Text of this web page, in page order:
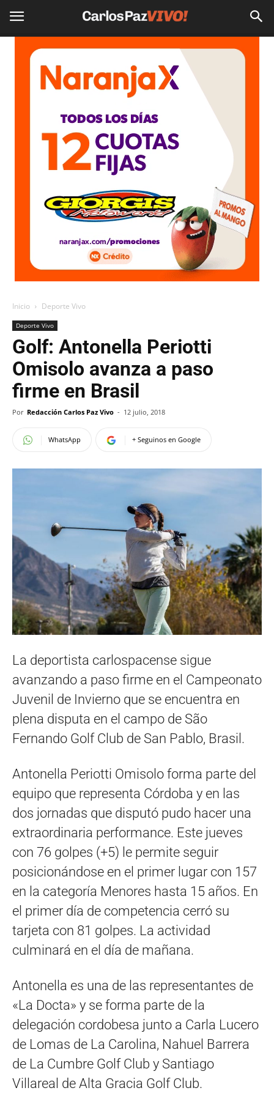
Inicio Deporte Vivo
Deporte Vivo
Golf: Antonella Periotti
Omisolo avanza a paso
firme en Brasil
Por Redacción Carlos Paz Vivo - 12 julio, 2018
WhatsApp + Seguinos en Google
La deportista carlospacense sigue
avanzando a paso firme en el Campeonato
Juvenil de Invierno que se encuentra en
plena disputa en el campo de São
Fernando Golf Club de San Pablo, Brasil.
Antonella Periotti Omisolo forma parte del
equipo que representa Córdoba y en las
dos jornadas que disputó pudo hacer una
extraordinaria performance. Este jueves
con 76 golpes (+5) le permite seguir
posicionándose en el primer lugar con 157
en la categoría Menores hasta 15 años. En
el primer día de competencia cerró su
tarjeta con 81 golpes. La actividad
culminará en el día de mañana.
Antonella es una de las representantes de
«La Docta» y se forma parte de la
delegación cordobesa junto a Carla Lucero
de Lomas de La Carolina, Nahuel Barrera
de La Cumbre Golf Club y Santiago
Villareal de Alta Gracia Golf Club.